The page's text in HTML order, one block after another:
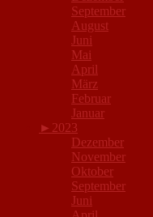
September
August
Juni
Mai
April
März
Februar
Januar
► 2023
Dezember
November
Oktober
September
Juni